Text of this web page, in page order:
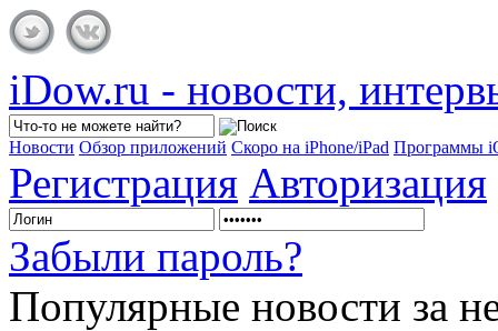
iDow.ru - новости,
Новости Обзор приложений Скоро на iPhone/iPad Программы
Регистрация Авторизация
Забыли пароль?
Популярные новости за